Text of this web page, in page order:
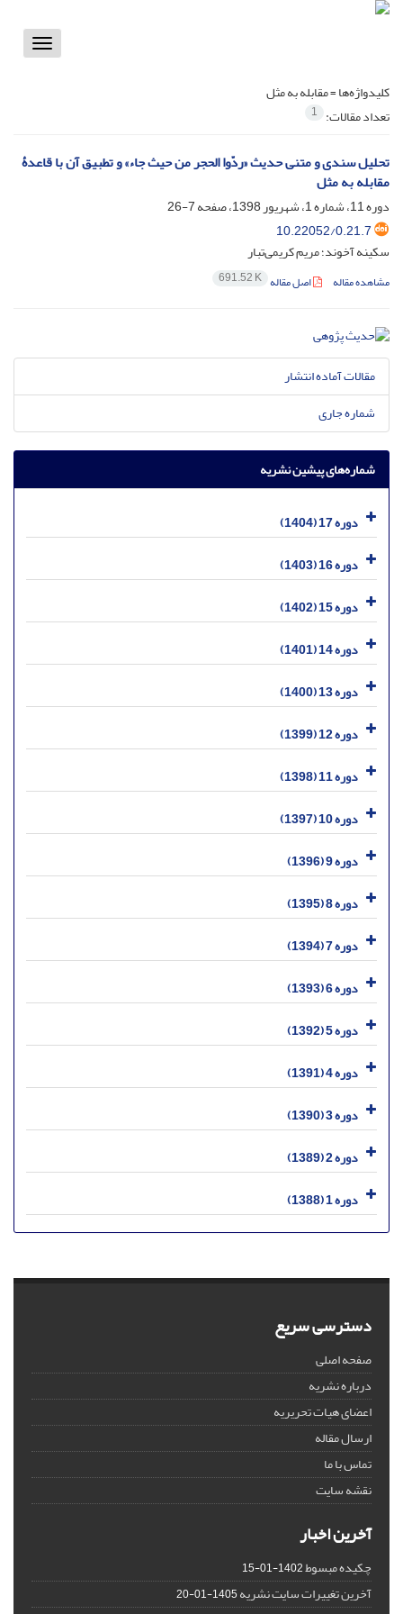
Toggle
کلیدواژه‌ها =مقابله به مثل
تعداد مقالات: 1
تحلیل سندی و متنی حدیث «ردّوا الحجر من حیث جاء» و تطبیق آن با قاعدۀ
مقابله به مثل
دوره 11، شماره 1، شهریور 1398، صفحه
7-26
10.22052/0.21.7
سکینه آخوند؛ مریم کریمی‌تبار
مشاهده مقاله اصل مقاله 691.52 K
مقالات آماده انتشار
شماره جاری
شماره‌های پیشین نشریه
دوره 17 (1404)
دوره 16 (1403)
دوره 15 (1402)
دوره 14 (1401)
دوره 13 (1400)
دوره 12 (1399)
دوره 11 (1398)
دوره 10 (1397)
دوره 9 (1396)
دوره 8 (1395)
دوره 7 (1394)
دوره 6 (1393)
دوره 5 (1392)
دوره 4 (1391)
دوره 3 (1390)
دوره 2 (1389)
دوره 1 (1388)
دسترسی سریع
صفحه اصلی
درباره نشریه
اعضای هیات تحریریه
ارسال مقاله
تماس با ما
نقشه سایت
آخرین اخبار
چکیده مبسوط1402-01-15
آخرین تغییرات سایت نشریه1405-01-20